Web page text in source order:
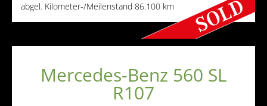
abgel. Kilometer-/Meilenstand 86.100 km
Mercedes-Benz 560 SL
R107